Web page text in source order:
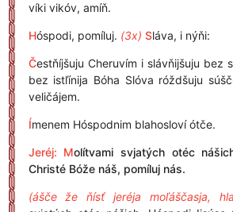
víki vikóv, amíň.
Hóspodi, pomíluj. (3x) Sláva, i nýňi:
Čestňíjšuju Cheruvím i slávňijšuju bez
bez istľínija Bóha Slóva róždšuju
veličájem.
Ímenem Hóspodnim blahosloví ótče.
Jeréj: Molítvami svjatých otéc
Christé Bóže náš, pomíluj nás.
(ášče že ňísť jeréja moľáščasja,